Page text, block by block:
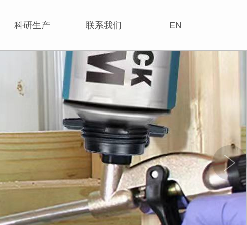
科研生产 联系我们 EN